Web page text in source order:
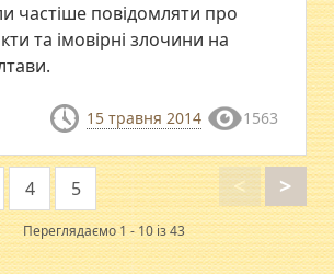
частіше повідомляти про
та імовірні злочини на
15 травня 2014 1563
<
4 5 >
Переглядаємо 1 - 10 із 43